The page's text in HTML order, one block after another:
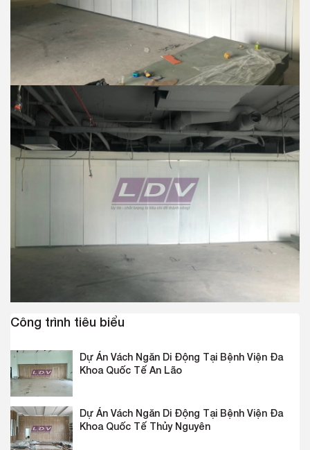
Công trình tiêu biểu
Dự Án Vách Ngăn Di Động Tại Bệnh Viện Đa
Khoa Quốc Tế An Lão
Dự Án Vách Ngăn Di Động Tại Bệnh Viện Đa
Khoa Quốc Tế Thủy Nguyên